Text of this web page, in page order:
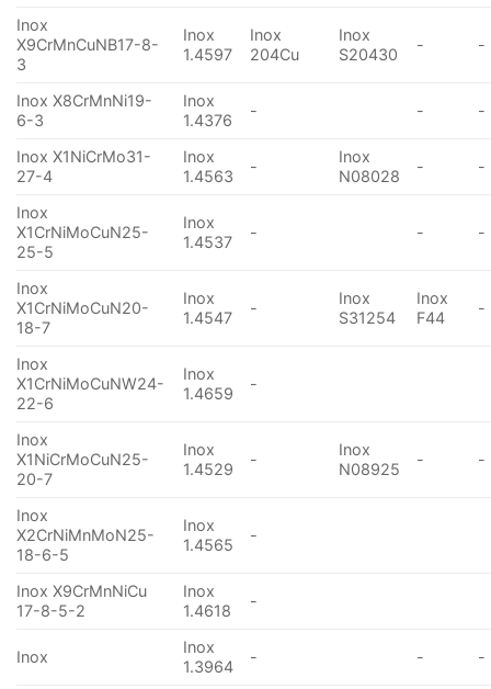
Inox
X9CrMnCuNB17-8-
3
Inox
1.4597
Inox
204Cu
Inox
S20430
- -
Inox X8CrMnNi19-
6-3
Inox
1.4376
- - -
Inox X1NiCrMo31-
27-4
Inox
1.4563
-
Inox
N08028
- -
Inox
X1CrNiMoCuN25-
25-5
Inox
1.4537
- - -
Inox
X1CrNiMoCuN20-
18-7
Inox
1.4547
-
Inox
S31254
Inox
F44
-
Inox
X1CrNiMoCuNW24-
22-6
Inox
1.4659
-
Inox
X1NiCrMoCuN25-
20-7
Inox
1.4529
-
Inox
N08925
- -
Inox
X2CrNiMnMoN25-
18-6-5
Inox
1.4565
-
Inox X9CrMnNiCu
17-8-5-2
Inox
1.4618
-
Inox
Inox
1.3964
- - -